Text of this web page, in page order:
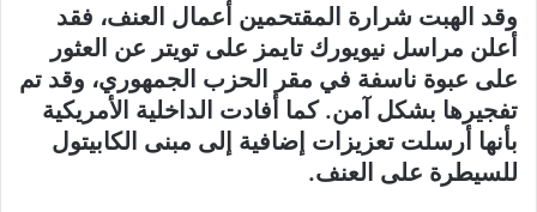
وقد الهبت شرارة المقتحمين أعمال العنف، فقد
أعلن مراسل نيويورك تايمز على تويتر عن العثور
على عبوة ناسفة في مقر الحزب الجمهوري، وقد تم
تفجيرها بشكل آمن. كما أفادت الداخلية الأمريكية
بأنها أرسلت تعزيزات إضافية إلى مبنى الكابيتول
للسيطرة على العنف.